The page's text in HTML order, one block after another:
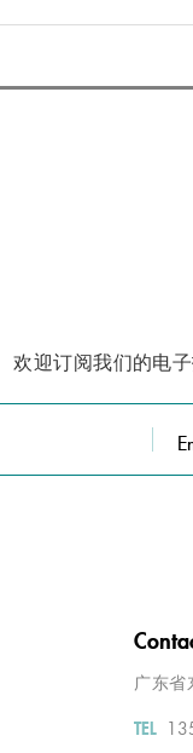
欢迎订阅我们的电
广东省
TEL